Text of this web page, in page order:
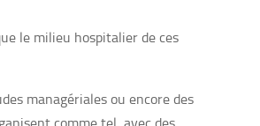
le milieu hospitalier de ces
managériales ou encore des